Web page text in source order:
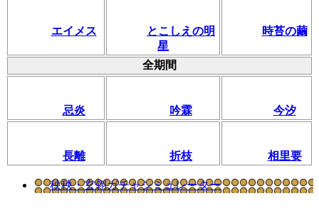
エイメス
とこしえの明
星
時苔の繭
全期間
忌炎 吟霖 今汐
長離 折枝 相里要
秧秧・玄翎ガチャシミュレーター